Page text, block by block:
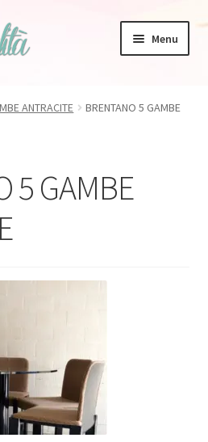
Menu
ANTRACITE
BRENTANO 5 GAMBE
5 GAMBE